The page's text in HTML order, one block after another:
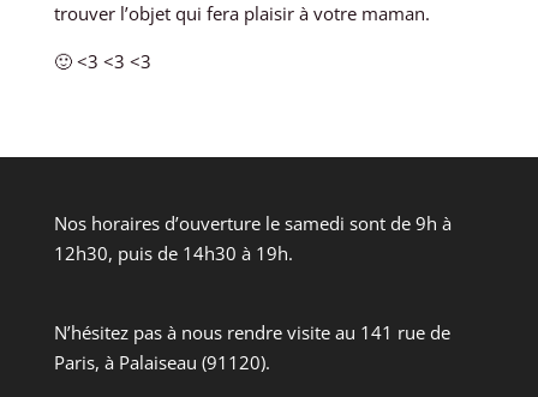
trouver l’objet qui fera plaisir à votre maman.
🙂 <3 <3 <3
Nos horaires d’ouverture le samedi sont de 9h à
12h30, puis de 14h30 à 19h.
N’hésitez pas à nous rendre visite au 141 rue de
Paris, à Palaiseau (91120).